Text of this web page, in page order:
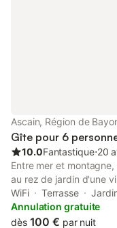
Ascain, Région de
Gîte pour 6
10.0Fantastique⋅20
Entre mer et
au rez de jardin d'une
indépendante. Au
donnent sur le jardin
montagnes. Sur la
WiFi Terrasse
Annulation gratuite
dès 100 € par nuit